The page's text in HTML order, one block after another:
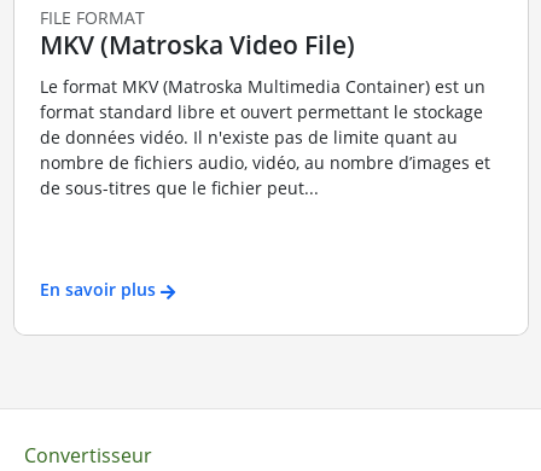
FILE FORMAT
MKV (Matroska Video File)
Le format MKV (Matroska Multimedia Container) est un
format standard libre et ouvert permettant le stockage
de données vidéo. Il n'existe pas de limite quant au
nombre de fichiers audio, vidéo, au nombre d’images et
de sous-titres que le fichier peut...
En savoir plus
Convertisseur